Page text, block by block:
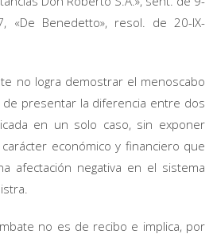
«De Benedetto», resol. de 20-IX-
no logra demostrar el menoscabo
presentar la diferencia entre dos
en un solo caso, sin exponer
económico y financiero que
afectación negativa en el sistema
no es de recibo e implica, por